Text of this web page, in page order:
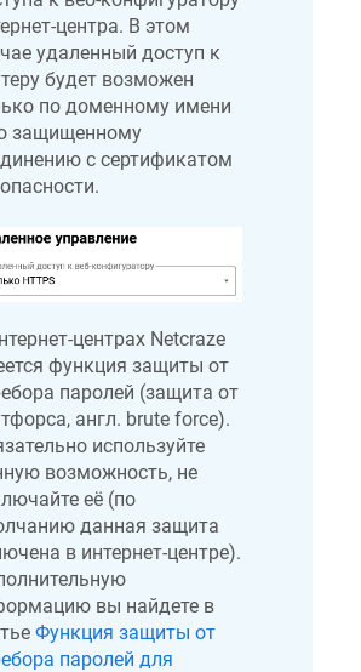
центра. В этом
удаленный доступ к
будет возможен
по доменному имени
защищенному
с сертификатом
центрах Netcraze
функция защиты от
паролей (защита от
англ. brute force).
используйте
возможность, не
её (по
данная защита
в интернет-центре).
вы найдете в
Функция защиты от
паролей для